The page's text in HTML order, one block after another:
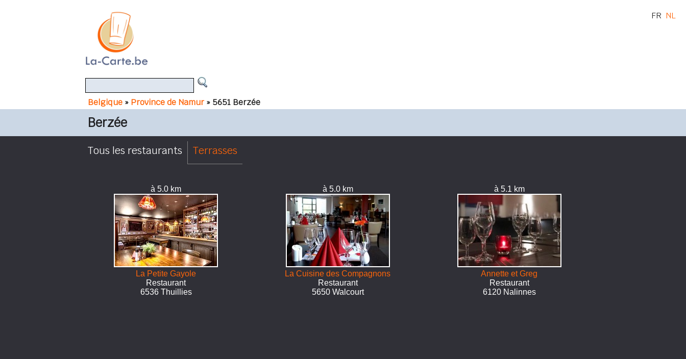
Belgique » Province de Namur» 5651 Berzée
FR NL
Berzée
Tous les restaurants Terrasses
à 5.0 km
La Petite Gayole
Restaurant
6536 Thuillies
à 5.0 km
La Cuisine des Compagnons
Restaurant
5650 Walcourt
à 5.1 km
Annette et Greg
Restaurant
6120 Nalinnes